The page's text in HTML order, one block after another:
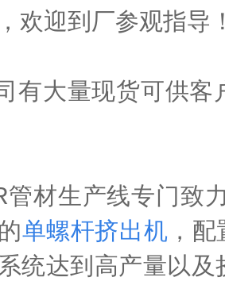
欢迎到厂参观指导
有大量现货可供客
管材生产线专门致
单螺杆挤出机 ，
统达到高产量以